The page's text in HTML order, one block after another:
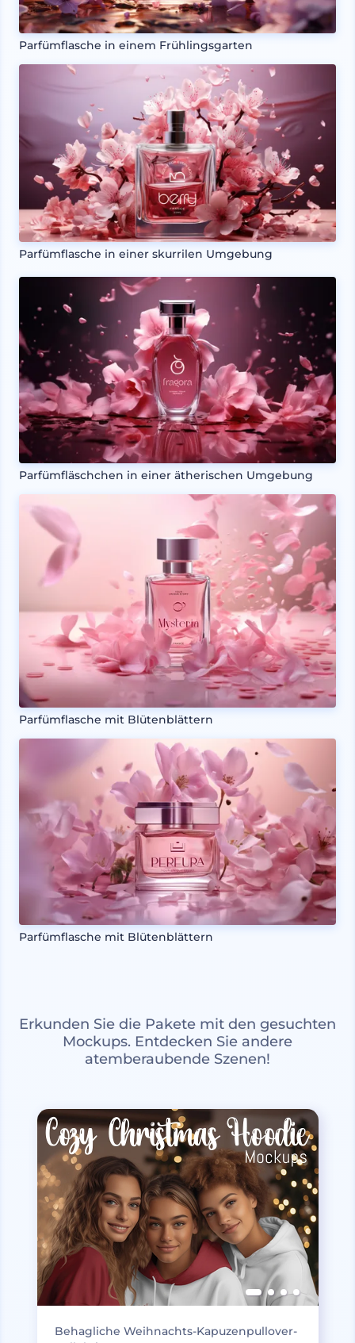
Parfümflasche in einem Frühlingsgarten
Parfümflasche in einer skurrilen Umgebung
Parfümfläschchen in einer ätherischen Umgebung
Parfümflasche mit Blütenblättern
Parfümflasche mit Blütenblättern
Erkunden Sie die Pakete mit den gesuchten
Mockups. Entdecken Sie andere
atemberaubende Szenen!
Behagliche Weihnachts-Kapuzenpullover-